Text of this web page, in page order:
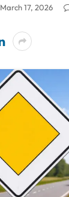
March 17, 2026